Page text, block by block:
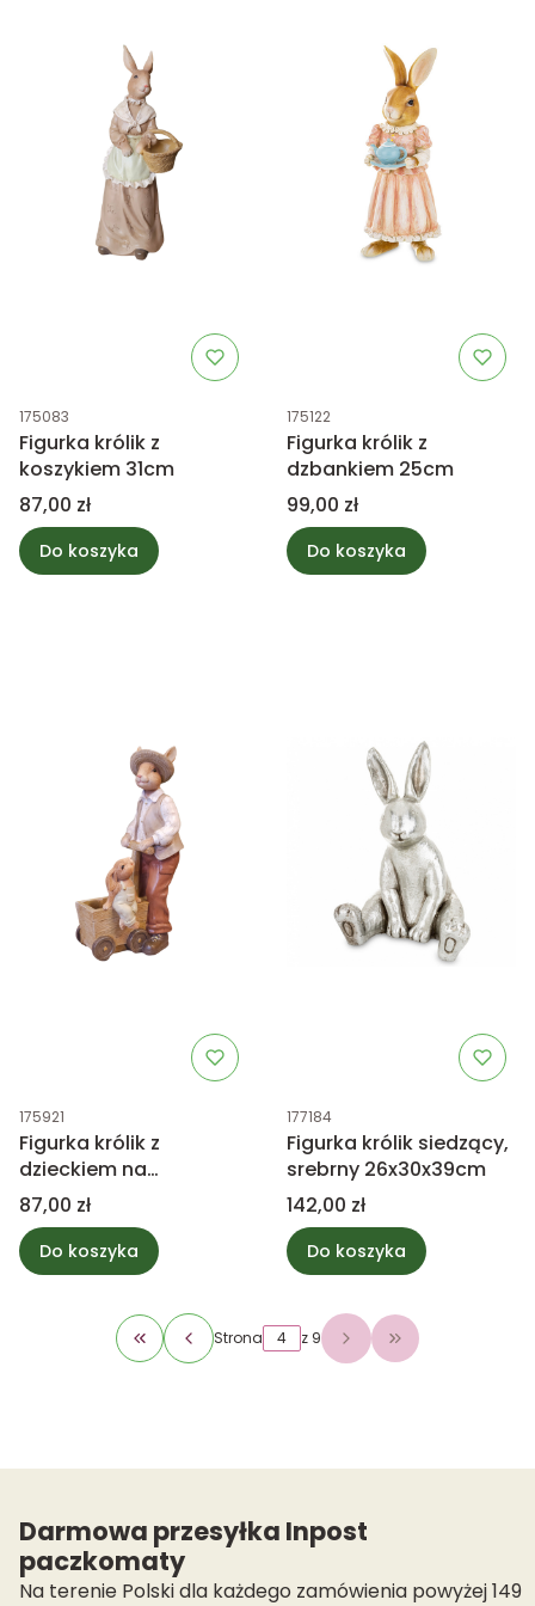
Kod produktu
175083
Figurka królik z
koszykiem 31cm
Cena
87,00 zł
Do koszyka
Kod produktu
175122
Figurka królik z
dzbankiem 25cm
Cena
99,00 zł
Do koszyka
Kod produktu
175921
Figurka królik z
dzieckiem na
przyczepce 24cm
Cena
87,00 zł
Do koszyka
Kod produktu
177184
Figurka królik siedzący,
srebrny 26x30x39cm
Cena
142,00 zł
Do koszyka
Wróć do pierwszej strony z produktami
Strona z 9 Przejdź do
Darmowa przesyłka Inpost
paczkomaty
Na terenie Polski dla każdego zamówienia powyżej 149